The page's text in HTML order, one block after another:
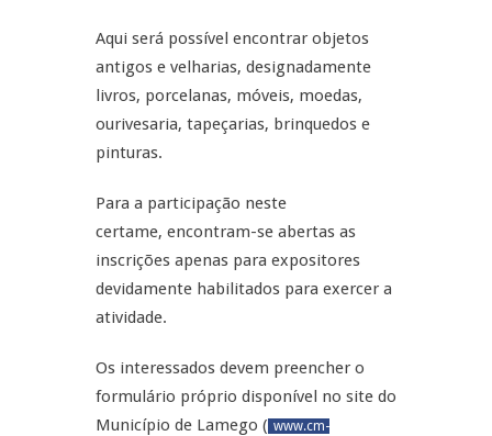
Aqui será possível encontrar objetos
antigos e velharias, designadamente
livros, porcelanas, móveis, moedas,
ourivesaria, tapeçarias, brinquedos e
pinturas.
Para a participação neste
certame, encontram-se abertas as
inscrições apenas para expositores
devidamente habilitados para exercer a
atividade.
Os interessados devem preencher o
formulário próprio disponível no site do
Município de Lamego ( www.cm-